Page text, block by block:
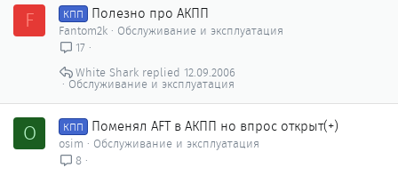
F КПП Полезно про АКПП
Fantom2k
Обслуживание и эксплуатация
17
Обслуживание и эксплуатация
12.09.2006
White Shark
O КПП Поменял AFT в АКПП но впрос открыт(+)
osim
Обслуживание и эксплуатация
8